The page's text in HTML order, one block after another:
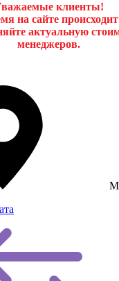
клиенты!
на сайте
актуальную
менеджеров.